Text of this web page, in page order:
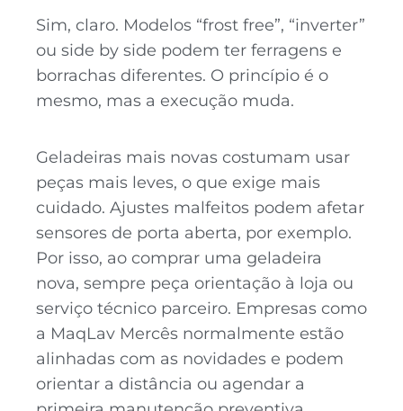
Sim, claro. Modelos “frost free”, “inverter”
ou side by side podem ter ferragens e
borrachas diferentes. O princípio é o
mesmo, mas a execução muda.
Geladeiras mais novas costumam usar
peças mais leves, o que exige mais
cuidado. Ajustes malfeitos podem afetar
sensores de porta aberta, por exemplo.
Por isso, ao comprar uma geladeira
nova, sempre peça orientação à loja ou
serviço técnico parceiro. Empresas como
a MaqLav Mercês normalmente estão
alinhadas com as novidades e podem
orientar a distância ou agendar a